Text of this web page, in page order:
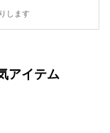
します
アイテム